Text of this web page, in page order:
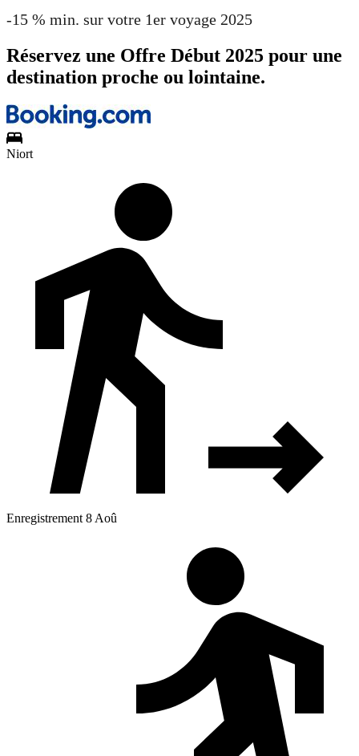
-15 % min. sur votre 1er voyage 2025
Réservez une Offre Début 2025 pour une
destination proche ou lointaine.
Niort
Enregistrement 8 Aoû